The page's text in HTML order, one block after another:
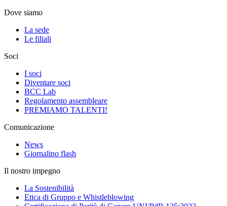
Dove siamo
La sede
Le filiali
Soci
I soci
Diventare soci
BCC Lab
Regolamento assembleare
PREMIAMO TALENTI!
Comunicazione
News
Giornalino flash
Il nostro impegno
La Sostenibilità
Etica di Gruppo e Whistleblowing